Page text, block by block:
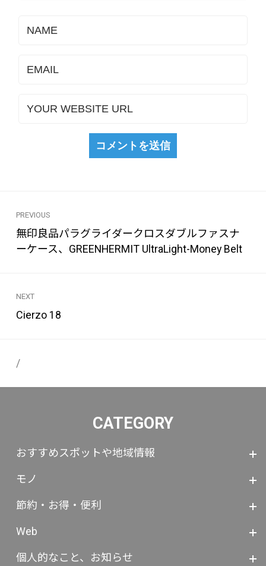
PREVIOUS
無印良品パラグライダークロスダブルファスナ
ーケース、GREENHERMIT UltraLight-Money Belt
NEXT
Cierzo 18
/
CATEGORY
おすすめスポットや地域情報
モノ
節約・お得・便利
Web
個人的なこと、お知らせ